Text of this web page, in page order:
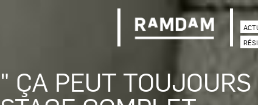
" ÇA PEUT